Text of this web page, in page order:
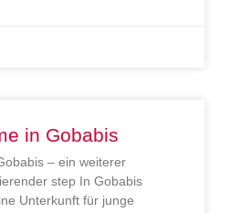
in Gobabis
– ein weiterer
step In Gobabis
Unterkunft für junge